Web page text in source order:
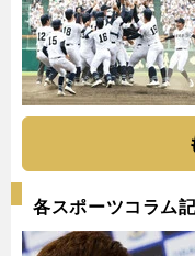
各スポーツコラム